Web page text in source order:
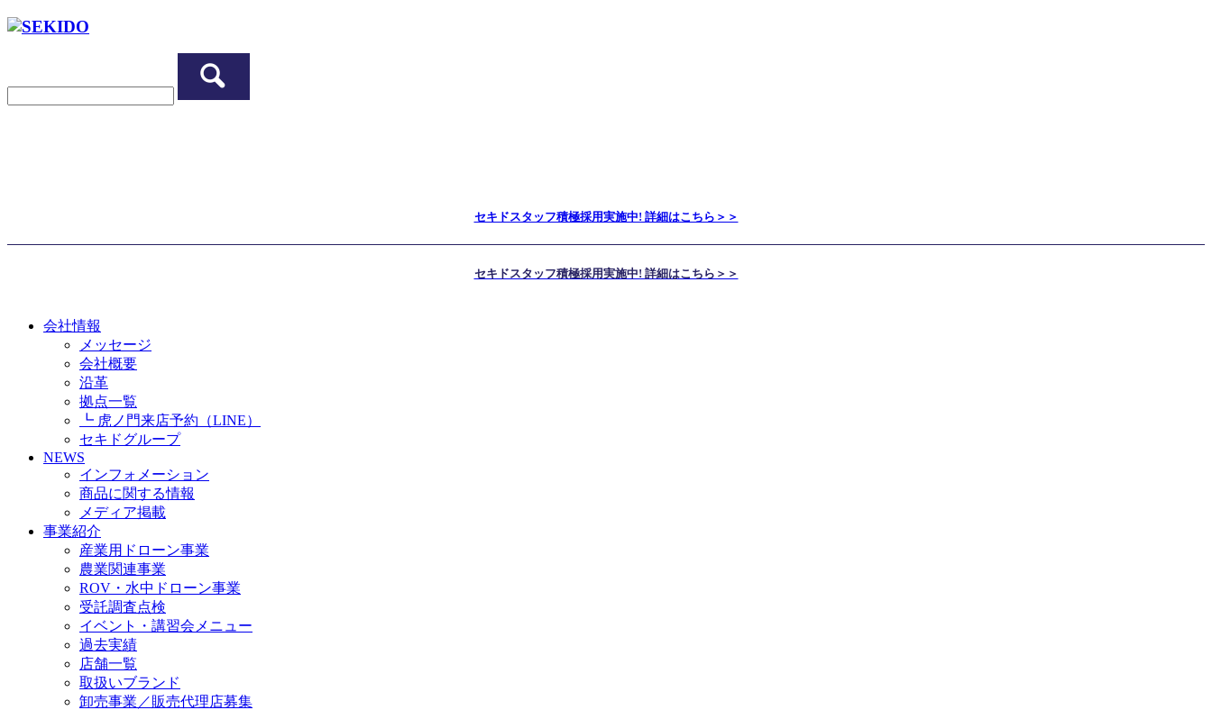
セキドスタッフ積極採用実施中! 詳細はこちら＞＞
セキドスタッフ積極採用実施中! 詳細はこちら＞＞
会社情報
メッセージ
会社概要
沿革
拠点一覧
┗ 虎ノ門来店予約（LINE）
セキドグループ
NEWS
インフォメーション
商品に関する情報
メディア掲載
事業紹介
産業用ドローン事業
農業関連事業
ROV・水中ドローン事業
受託調査点検
イベント・講習会メニュー
過去実績
店舗一覧
取扱いブランド
卸売事業／販売代理店募集